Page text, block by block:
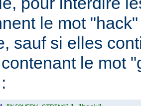
le mot
sauf si elles
le mot